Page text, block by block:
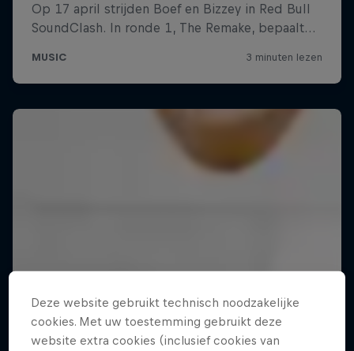
Deze website gebruikt technisch noodzakelijke
cookies. Met uw toestemming gebruikt deze
website extra cookies (inclusief cookies van